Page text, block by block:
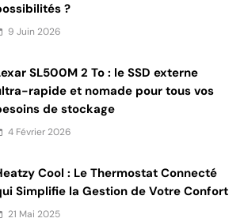
?
9 Juin 2026
SL500M 2 To : le SSD externe
rapide et nomade pour tous vos
de stockage
4 Février 2026
Cool : Le Thermostat Connecté
Simplifie la Gestion de Votre Confort
21 Mai 2025